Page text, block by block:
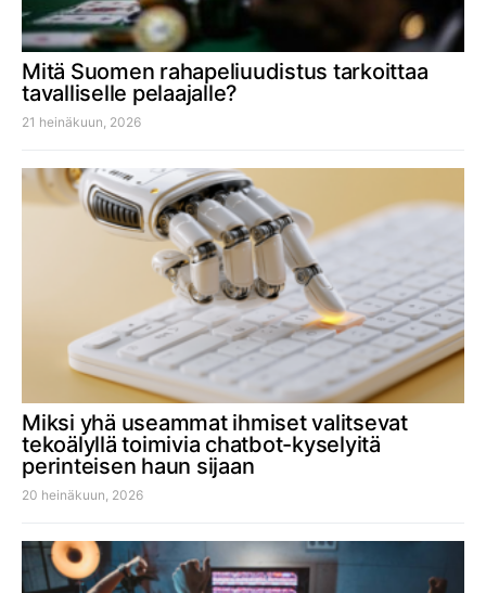
Mitä Suomen rahapeliuudistus tarkoittaa
tavalliselle pelaajalle?
21 heinäkuun, 2026
Miksi yhä useammat ihmiset valitsevat
tekoälyllä toimivia chatbot-kyselyitä
perinteisen haun sijaan
20 heinäkuun, 2026